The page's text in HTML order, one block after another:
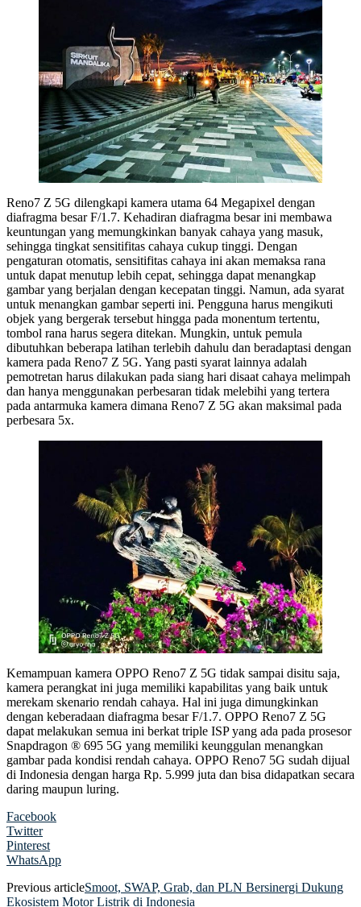
Reno7 Z 5G dilengkapi kamera utama 64 Megapixel dengan
diafragma besar F/1.7. Kehadiran diafragma besar ini membawa
keuntungan yang memungkinkan banyak cahaya yang masuk,
sehingga tingkat sensitifitas cahaya cukup tinggi. Dengan
pengaturan otomatis, sensitifitas cahaya ini akan memaksa rana
untuk dapat menutup lebih cepat, sehingga dapat menangkap
gambar yang berjalan dengan kecepatan tinggi. Namun, ada syarat
untuk menangkan gambar seperti ini. Pengguna harus mengikuti
objek yang bergerak tersebut hingga pada monentum tertentu,
tombol rana harus segera ditekan. Mungkin, untuk pemula
dibutuhkan beberapa latihan terlebih dahulu dan beradaptasi dengan
kamera pada Reno7 Z 5G. Yang pasti syarat lainnya adalah
pemotretan harus dilakukan pada siang hari disaat cahaya melimpah
dan hanya menggunakan perbesaran tidak melebihi yang tertera
pada antarmuka kamera dimana Reno7 Z 5G akan maksimal pada
perbesara 5x.
Kemampuan kamera OPPO Reno7 Z 5G tidak sampai disitu saja,
kamera perangkat ini juga memiliki kapabilitas yang baik untuk
merekam skenario rendah cahaya. Hal ini juga dimungkinkan
dengan keberadaan diafragma besar F/1.7. OPPO Reno7 Z 5G
dapat melakukan semua ini berkat triple ISP yang ada pada prosesor
Snapdragon ® 695 5G yang memiliki keunggulan menangkan
gambar pada kondisi rendah cahaya. OPPO Reno7 5G sudah dijual
di Indonesia dengan harga Rp. 5.999 juta dan bisa didapatkan secara
daring maupun luring.
Facebook
Twitter
Pinterest
WhatsApp
Previous articleSmoot, SWAP, Grab, dan PLN Bersinergi Dukung
Ekosistem Motor Listrik di Indonesia